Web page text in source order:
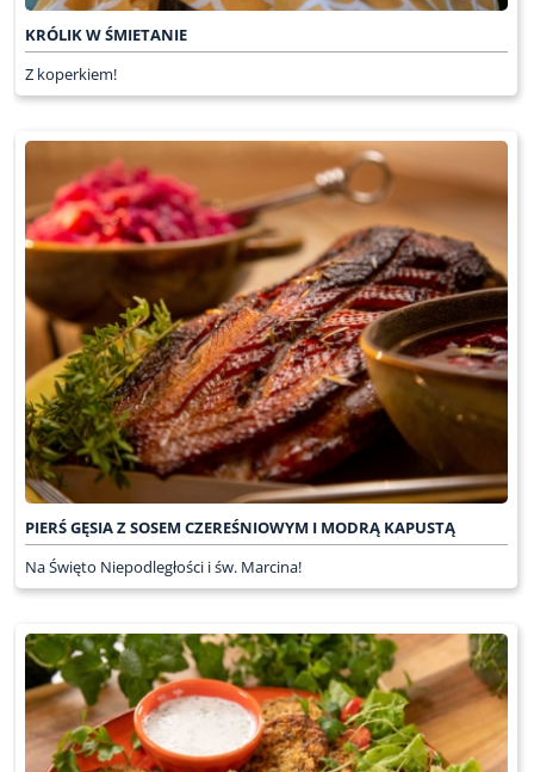
KRÓLIK W ŚMIETANIE
Z koperkiem!
PIERŚ GĘSIA Z SOSEM CZEREŚNIOWYM I MODRĄ KAPUSTĄ
Na Święto Niepodległości i św. Marcina!